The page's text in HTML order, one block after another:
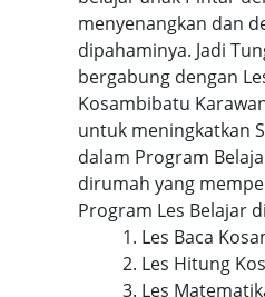
menyenangkan dan
dipahaminya. Jadi
bergabung dengan
Kosambibatu
untuk meningkatkan
dalam Program
dirumah yang
Program Les Belajar
1. Les Baca
2. Les Hitung
3. Les